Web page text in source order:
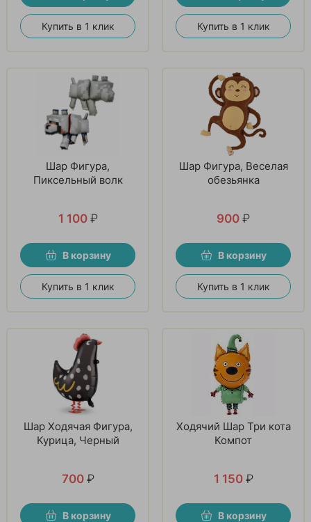
Купить в 1 клик Купить в 1 клик
Шар Фигура,
Пиксельный волк
1 100 ₽
В корзину
Купить в 1 клик
Шар Фигура, Веселая
обезьянка
900 ₽
В корзину
Купить в 1 клик
Шар Ходячая Фигура,
Курица, Черный
700 ₽
В корзину
Ходячий Шар Три кота
Компот
1 150 ₽
В корзину